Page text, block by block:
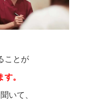
ことが
。
いて、